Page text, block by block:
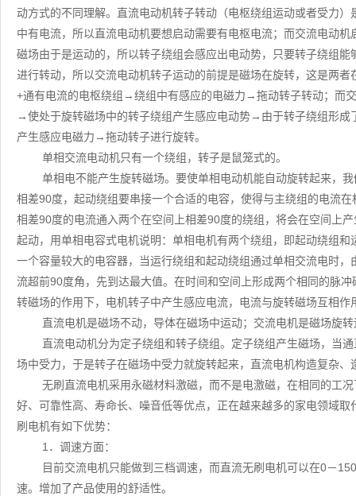
动方式的不同理解。直流电动机转子转动（电枢绕组运动或者受力
中有电流，所以直流电动机要想启动需要有电枢电流；而交流电动
磁场由于是运动的，所以转子绕组会感应出电动势，只要转子绕组
进行转动，所以交流电动机转子运动的前提是磁场在旋转，这是两
+通有电流的电枢绕组→绕组中有感应的电磁力→拖动转子转动；而
→使处于旋转磁场中的转子绕组产生感应电动势→由于转子绕组形
产生感应电磁力→拖动转子进行旋转。
单相交流电动机只有一个绕组，转子是鼠笼式的。
单相电不能产生旋转磁场。要使单相电动机能自动旋转起来，
相差90度，起动绕组要串接一个合适的电容，使得与主绕组的电流
相差90度的电流通入两个在空间上相差90度的绕组，将会在空间上
起动，用单相电容式电机说明：单相电机有两个绕组，即起动绕组
一个容量较大的电容器，当运行绕组和起动绕组通过单相交流电时
流超前90度角，先到达最大值。在时间和空间上形成两个相同的脉
转磁场的作用下，电机转子中产生感应电流，电流与旋转磁场互相
直流电机是磁场不动，导体在磁场中运动；交流电机是磁场旋
直流电动机分为定子绕组和转子绕组。定子绕组产生磁场，当
场中受力，于是转子在磁场中受力就旋转起来，直流电机构造复杂
无刷直流电机采用永磁材料激磁，而不是电激磁，在相同的工
好、可靠性高、寿命长、噪音低等优点，正在越来越多的家电领域
刷电机有如下优势：
1．调速方面：
目前交流电机只能做到三档调速，而直流无刷电机可以在0－
速。增加了产品使用的舒适性。